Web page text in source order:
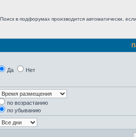
в подфорумах производится автоматически,
Да Нет
по возрастанию
по убыванию